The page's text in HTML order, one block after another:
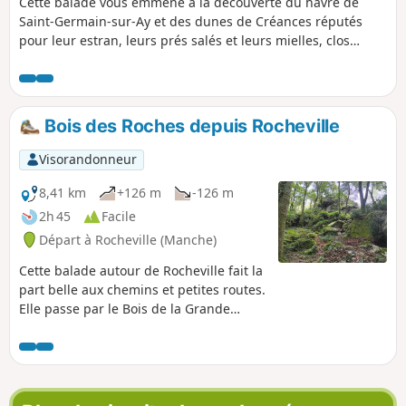
Saint-Germain-sur-Ay et des dunes de Créances réputés
pour leur estran, leurs prés salés et leurs mielles, clos
Bois des Roches depuis Rocheville
Visorandonneur
8,41 km
+126 m
-126 m
2h 45
Facile
Départ à Rocheville (Manche)
Cette balade autour de Rocheville fait la
part belle aux chemins et petites routes.
Elle passe par le Bois de la Grande
allée couverte qui sont de véritables
curiosités dans le secteur. Il y a de
nombreux passages dans les bois ou en